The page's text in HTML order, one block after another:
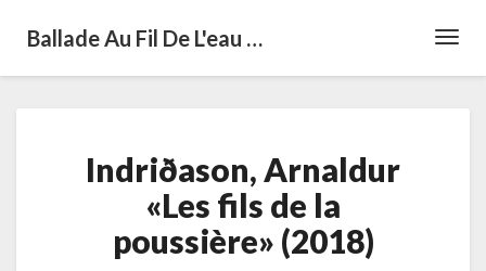
Ballade Au Fil De L'eau …
Arnaldur
«Les
fils
de
la
Indriðason, Arnaldur
«Les fils de la
poussière» (2018)